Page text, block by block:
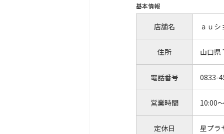
基本情報
店舗名 ａｕ
住所 山口
電話番号 0833-
営業時間 10:00
定休日 星プラ